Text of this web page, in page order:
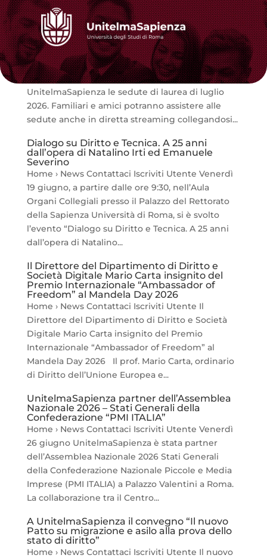
Sedute di Laurea luglio 2026
Home › News Contattaci Iscriviti Utente Da
lunedì 13 luglio a venerdì 24 luglio 2026 si
terranno presso la Sala Conferenze di
UnitelmaSapienza le sedute di laurea di luglio
2026. Familiari e amici potranno assistere alle
sedute anche in diretta streaming collegandosi...
Dialogo su Diritto e Tecnica. A 25 anni
dall’opera di Natalino Irti ed Emanuele
Severino
Home › News Contattaci Iscriviti Utente Venerdì
19 giugno, a partire dalle ore 9:30, nell’Aula
Organi Collegiali presso il Palazzo del Rettorato
della Sapienza Università di Roma, si è svolto
l’evento “Dialogo su Diritto e Tecnica. A 25 anni
dall’opera di Natalino...
Il Direttore del Dipartimento di Diritto e
Società Digitale Mario Carta insignito del
Premio Internazionale “Ambassador of
Freedom” al Mandela Day 2026
Home › News Contattaci Iscriviti Utente Il
Direttore del Dipartimento di Diritto e Società
Digitale Mario Carta insignito del Premio
Internazionale “Ambassador of Freedom” al
Mandela Day 2026 Il prof. Mario Carta, ordinario
di Diritto dell’Unione Europea e...
UnitelmaSapienza partner dell’Assemblea
Nazionale 2026 – Stati Generali della
Confederazione “PMI ITALIA”
Home › News Contattaci Iscriviti Utente Venerdì
26 giugno UnitelmaSapienza è stata partner
dell’Assemblea Nazionale 2026 Stati Generali
della Confederazione Nazionale Piccole e Media
Imprese (PMI ITALIA) a Palazzo Valentini a Roma.
La collaborazione tra il Centro...
A UnitelmaSapienza il convegno “Il nuovo
Patto su migrazione e asilo alla prova dello
stato di diritto”
Home › News Contattaci Iscriviti Utente Il nuovo